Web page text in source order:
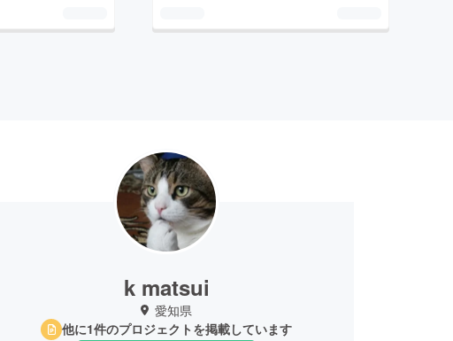
k matsui
愛知県
他に1件のプロジェクトを掲載しています